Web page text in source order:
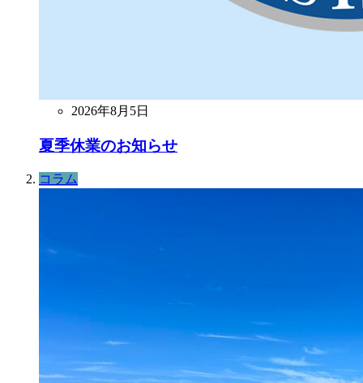
2026年8月5日
夏季休業のお知らせ
コラム